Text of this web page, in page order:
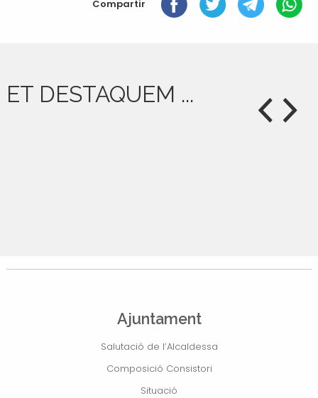
Compartir
ET DESTAQUEM ...
Ajuntament
Salutació de l’Alcaldessa
Composició Consistori
Situació